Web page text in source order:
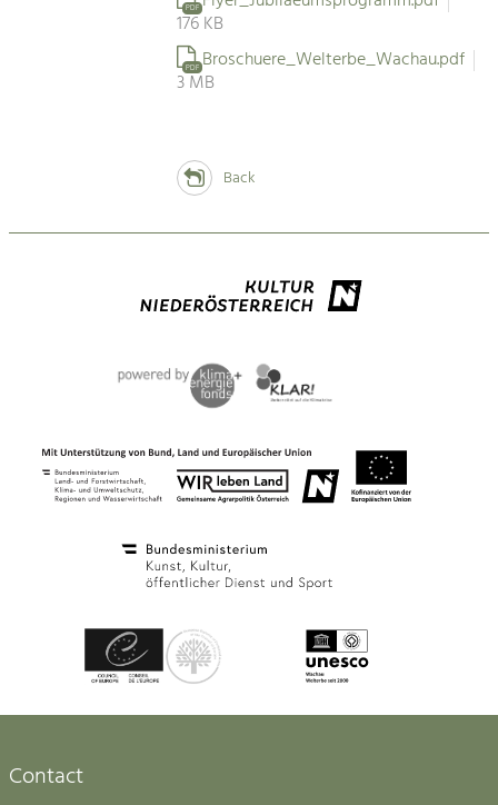
PDF
176 KB
PDF Broschuere_Welterbe_Wachau.pdf
3 MB
Back
Contact